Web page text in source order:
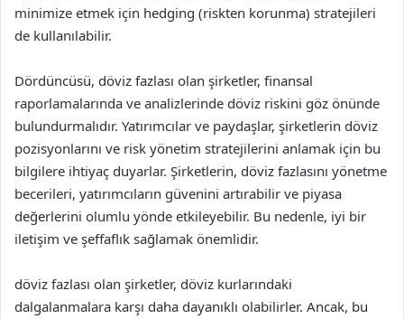
minimize etmek için hedging (riskten korunma) stratejileri
de kullanılabilir.
Dördüncüsü, döviz fazlası olan şirketler, finansal
raporlamalarında ve analizlerinde döviz riskini göz önünde
bulundurmalıdır. Yatırımcılar ve paydaşlar, şirketlerin döviz
pozisyonlarını ve risk yönetim stratejilerini anlamak için bu
bilgilere ihtiyaç duyarlar. Şirketlerin, döviz fazlasını yönetme
becerileri, yatırımcıların güvenini artırabilir ve piyasa
değerlerini olumlu yönde etkileyebilir. Bu nedenle, iyi bir
iletişim ve şeffaflık sağlamak önemlidir.
döviz fazlası olan şirketler, döviz kurlarındaki
dalgalanmalara karşı daha dayanıklı olabilirler. Ancak, bu